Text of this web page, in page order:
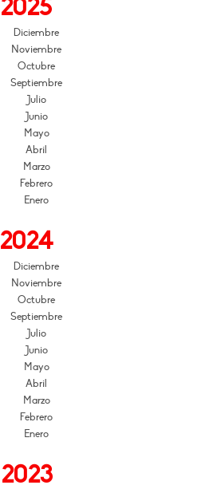
2025
Diciembre
Noviembre
Octubre
Septiembre
Julio
Junio
Mayo
Abril
Marzo
Febrero
Enero
2024
Diciembre
Noviembre
Octubre
Septiembre
Julio
Junio
Mayo
Abril
Marzo
Febrero
Enero
2023